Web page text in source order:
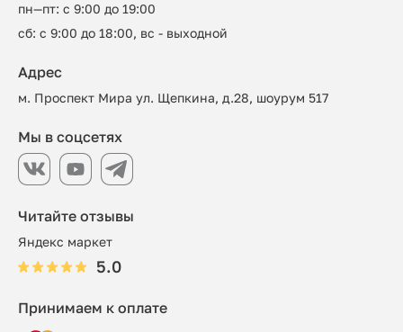
пн—пт: с 9:00 до 19:00
сб: с 9:00 до 18:00, вс - выходной
Читайте отзывы
Яндекс маркет
5.0
Адрес
м. Проспект Мира ул. Щепкина, д.28, шоурум 517
Принимаем к оплате
Мы в соцсетях